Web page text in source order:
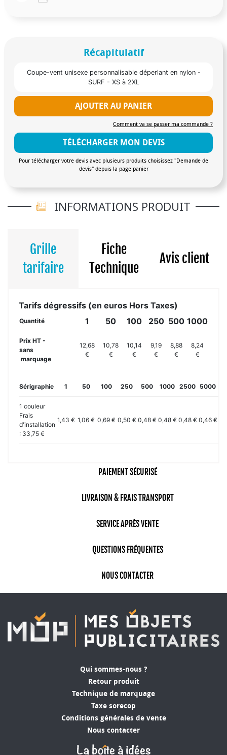
Récapitulatif
Coupe-vent unisexe personnalisable déperlant en nylon -
SURF - XS à 2XL
AJOUTER AU PANIER
Comment va se passer ma commande ?
TÉLÉCHARGER MON DEVIS
Pour télécharger votre devis avec plusieurs produits choisissez "Demande de
devis" depuis la page panier
INFORMATIONS PRODUIT
Grille
tarifaire
Fiche
Technique
Avis client
Tarifs dégressifs (en euros Hors Taxes)
Quantité 1 50 100 250 500 1000
Prix HT -
sans
marquage
12,68
€
10,78
€
10,14
€
9,19
€
8,88
€
8,24
€
Sérigraphie 1 50 100 250 500 1000 2500 5000
1 couleur
Frais
d'installation
: 33,75 €
1,43 € 1,06 € 0,69 € 0,50 € 0,48 € 0,48 € 0,48 € 0,46 €
PAIEMENT SÉCURISÉ
LIVRAISON & FRAIS TRANSPORT
SERVICE APRÈS VENTE
QUESTIONS FRÉQUENTES
NOUS CONTACTER
Qui sommes-nous ?
Retour produit
Technique de marquage
Taxe sorecop
Conditions générales de vente
Nous contacter